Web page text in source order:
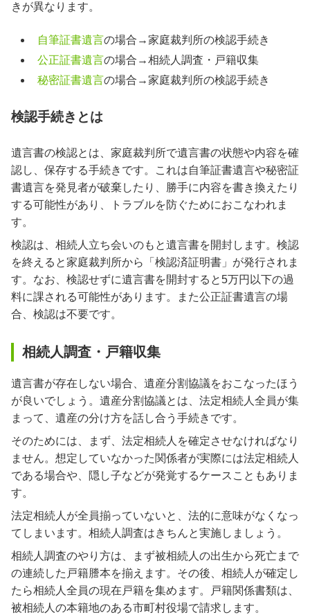
きが異なります。
自筆証書遺言の場合→家庭裁判所の検認手続き
公正証書遺言の場合→相続人調査・戸籍収集
秘密証書遺言の場合→家庭裁判所の検認手続き
検認手続きとは
遺言書の検認とは、家庭裁判所で遺言書の状態や内容を確
認し、保存する手続きです。これは自筆証書遺言や秘密証
書遺言を発見者が破棄したり、勝手に内容を書き換えたり
する可能性があり、トラブルを防ぐためにおこなわれま
す。
検認は、相続人立ち会いのもと遺言書を開封します。検認
を終えると家庭裁判所から「検認済証明書」が発行されま
す。なお、検認せずに遺言書を開封すると5万円以下の過
料に課される可能性があります。また公正証書遺言の場
合、検認は不要です。
相続人調査・戸籍収集
遺言書が存在しない場合、遺産分割協議をおこなったほう
が良いでしょう。遺産分割協議とは、法定相続人全員が集
まって、遺産の分け方を話し合う手続きです。
そのためには、まず、法定相続人を確定させなければなり
ません。想定していなかった関係者が実際には法定相続人
である場合や、隠し子などが発覚するケースこともありま
す。
法定相続人が全員揃っていないと、法的に意味がなくなっ
てしまいます。相続人調査はきちんと実施しましょう。
相続人調査のやり方は、まず被相続人の出生から死亡まで
の連続した戸籍謄本を揃えます。その後、相続人が確定し
たら相続人全員の現在戸籍を集めます。戸籍関係書類は、
被相続人の本籍地のある市町村役場で請求します。